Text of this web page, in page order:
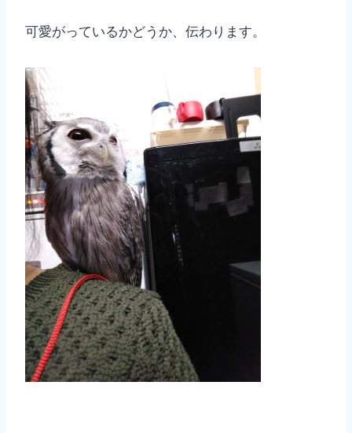
可愛がっているかどうか、伝わります。